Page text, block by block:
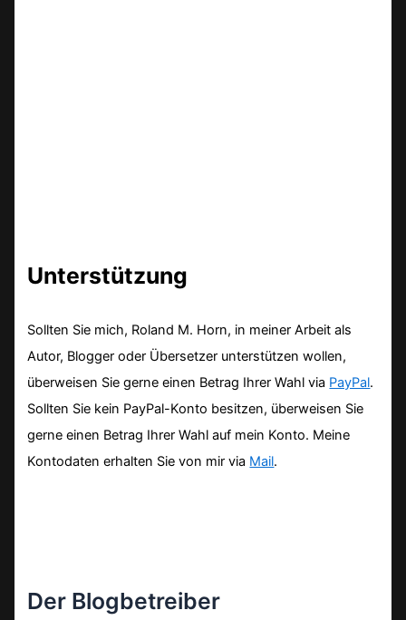
Unterstützung
Sollten Sie mich, Roland M. Horn, in meiner Arbeit als
Autor, Blogger oder Übersetzer unterstützen wollen,
überweisen Sie gerne einen Betrag Ihrer Wahl via PayPal.
Sollten Sie kein PayPal-Konto besitzen, überweisen Sie
gerne einen Betrag Ihrer Wahl auf mein Konto. Meine
Kontodaten erhalten Sie von mir via Mail.
Der Blogbetreiber